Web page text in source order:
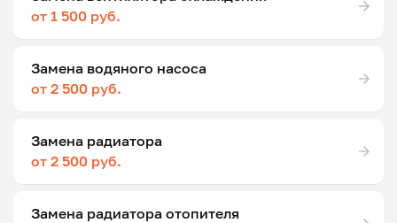
от 1 500 руб.
Замена водяного насоса
от 2 500 руб.
Замена радиатора
от 2 500 руб.
Замена радиатора отопителя